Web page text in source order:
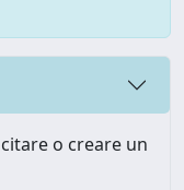
o creare un